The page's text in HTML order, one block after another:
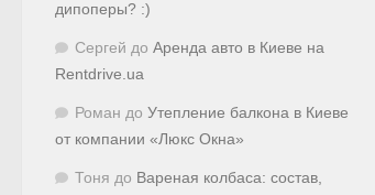
дипоперы? :)
Сергей до Аренда авто в Киеве на
Rentdrive.ua
Роман до Утепление балкона в Киеве
от компании «Люкс Окна»
Тоня до Вареная колбаса: состав,